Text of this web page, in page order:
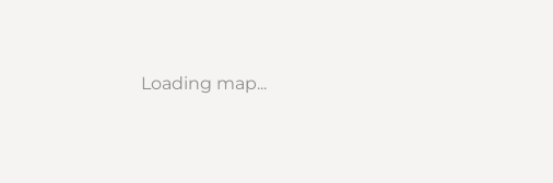
Loading map...